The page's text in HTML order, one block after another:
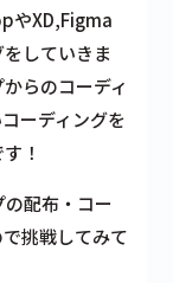
やXD,Figma
していきま
らのコーディ
ーディングを
！
配布・コー
挑戦してみて